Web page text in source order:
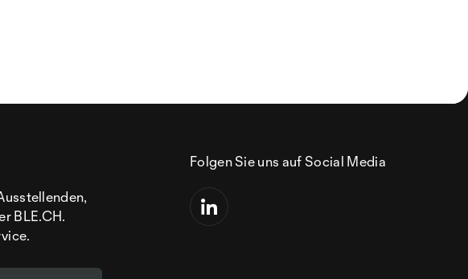
BLE.CH.
Folgen Sie uns auf Social Media